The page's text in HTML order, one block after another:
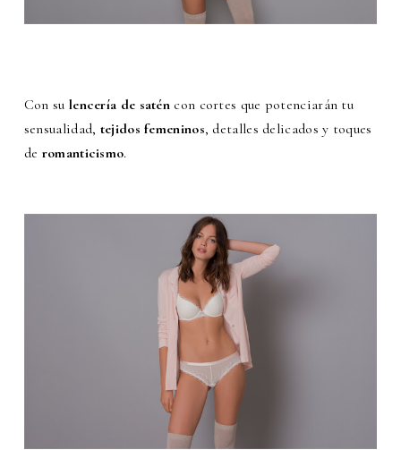
Con su lencería de satén con cortes que potenciarán tu
sensualidad, tejidos femeninos, detalles delicados y toques
de romanticismo.